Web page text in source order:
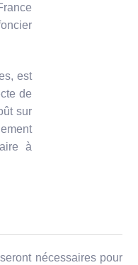
est
de
sur
à
seront nécessaires pour